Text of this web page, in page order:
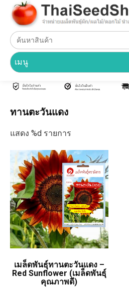
Search
for:
เมนู
ทานตะวันแดง
แสดง %d รายการ
เมล็ดพันธุ์ทานตะวันแดง –
Red Sunflower (เมล็ดพันธุ์
คุณภาพดี)